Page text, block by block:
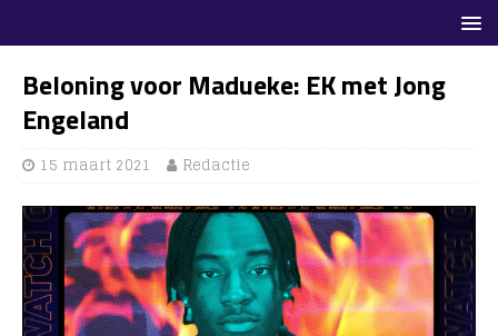
Beloning voor Madueke: EK met Jong
Engeland
15 maart 2021 Redactie